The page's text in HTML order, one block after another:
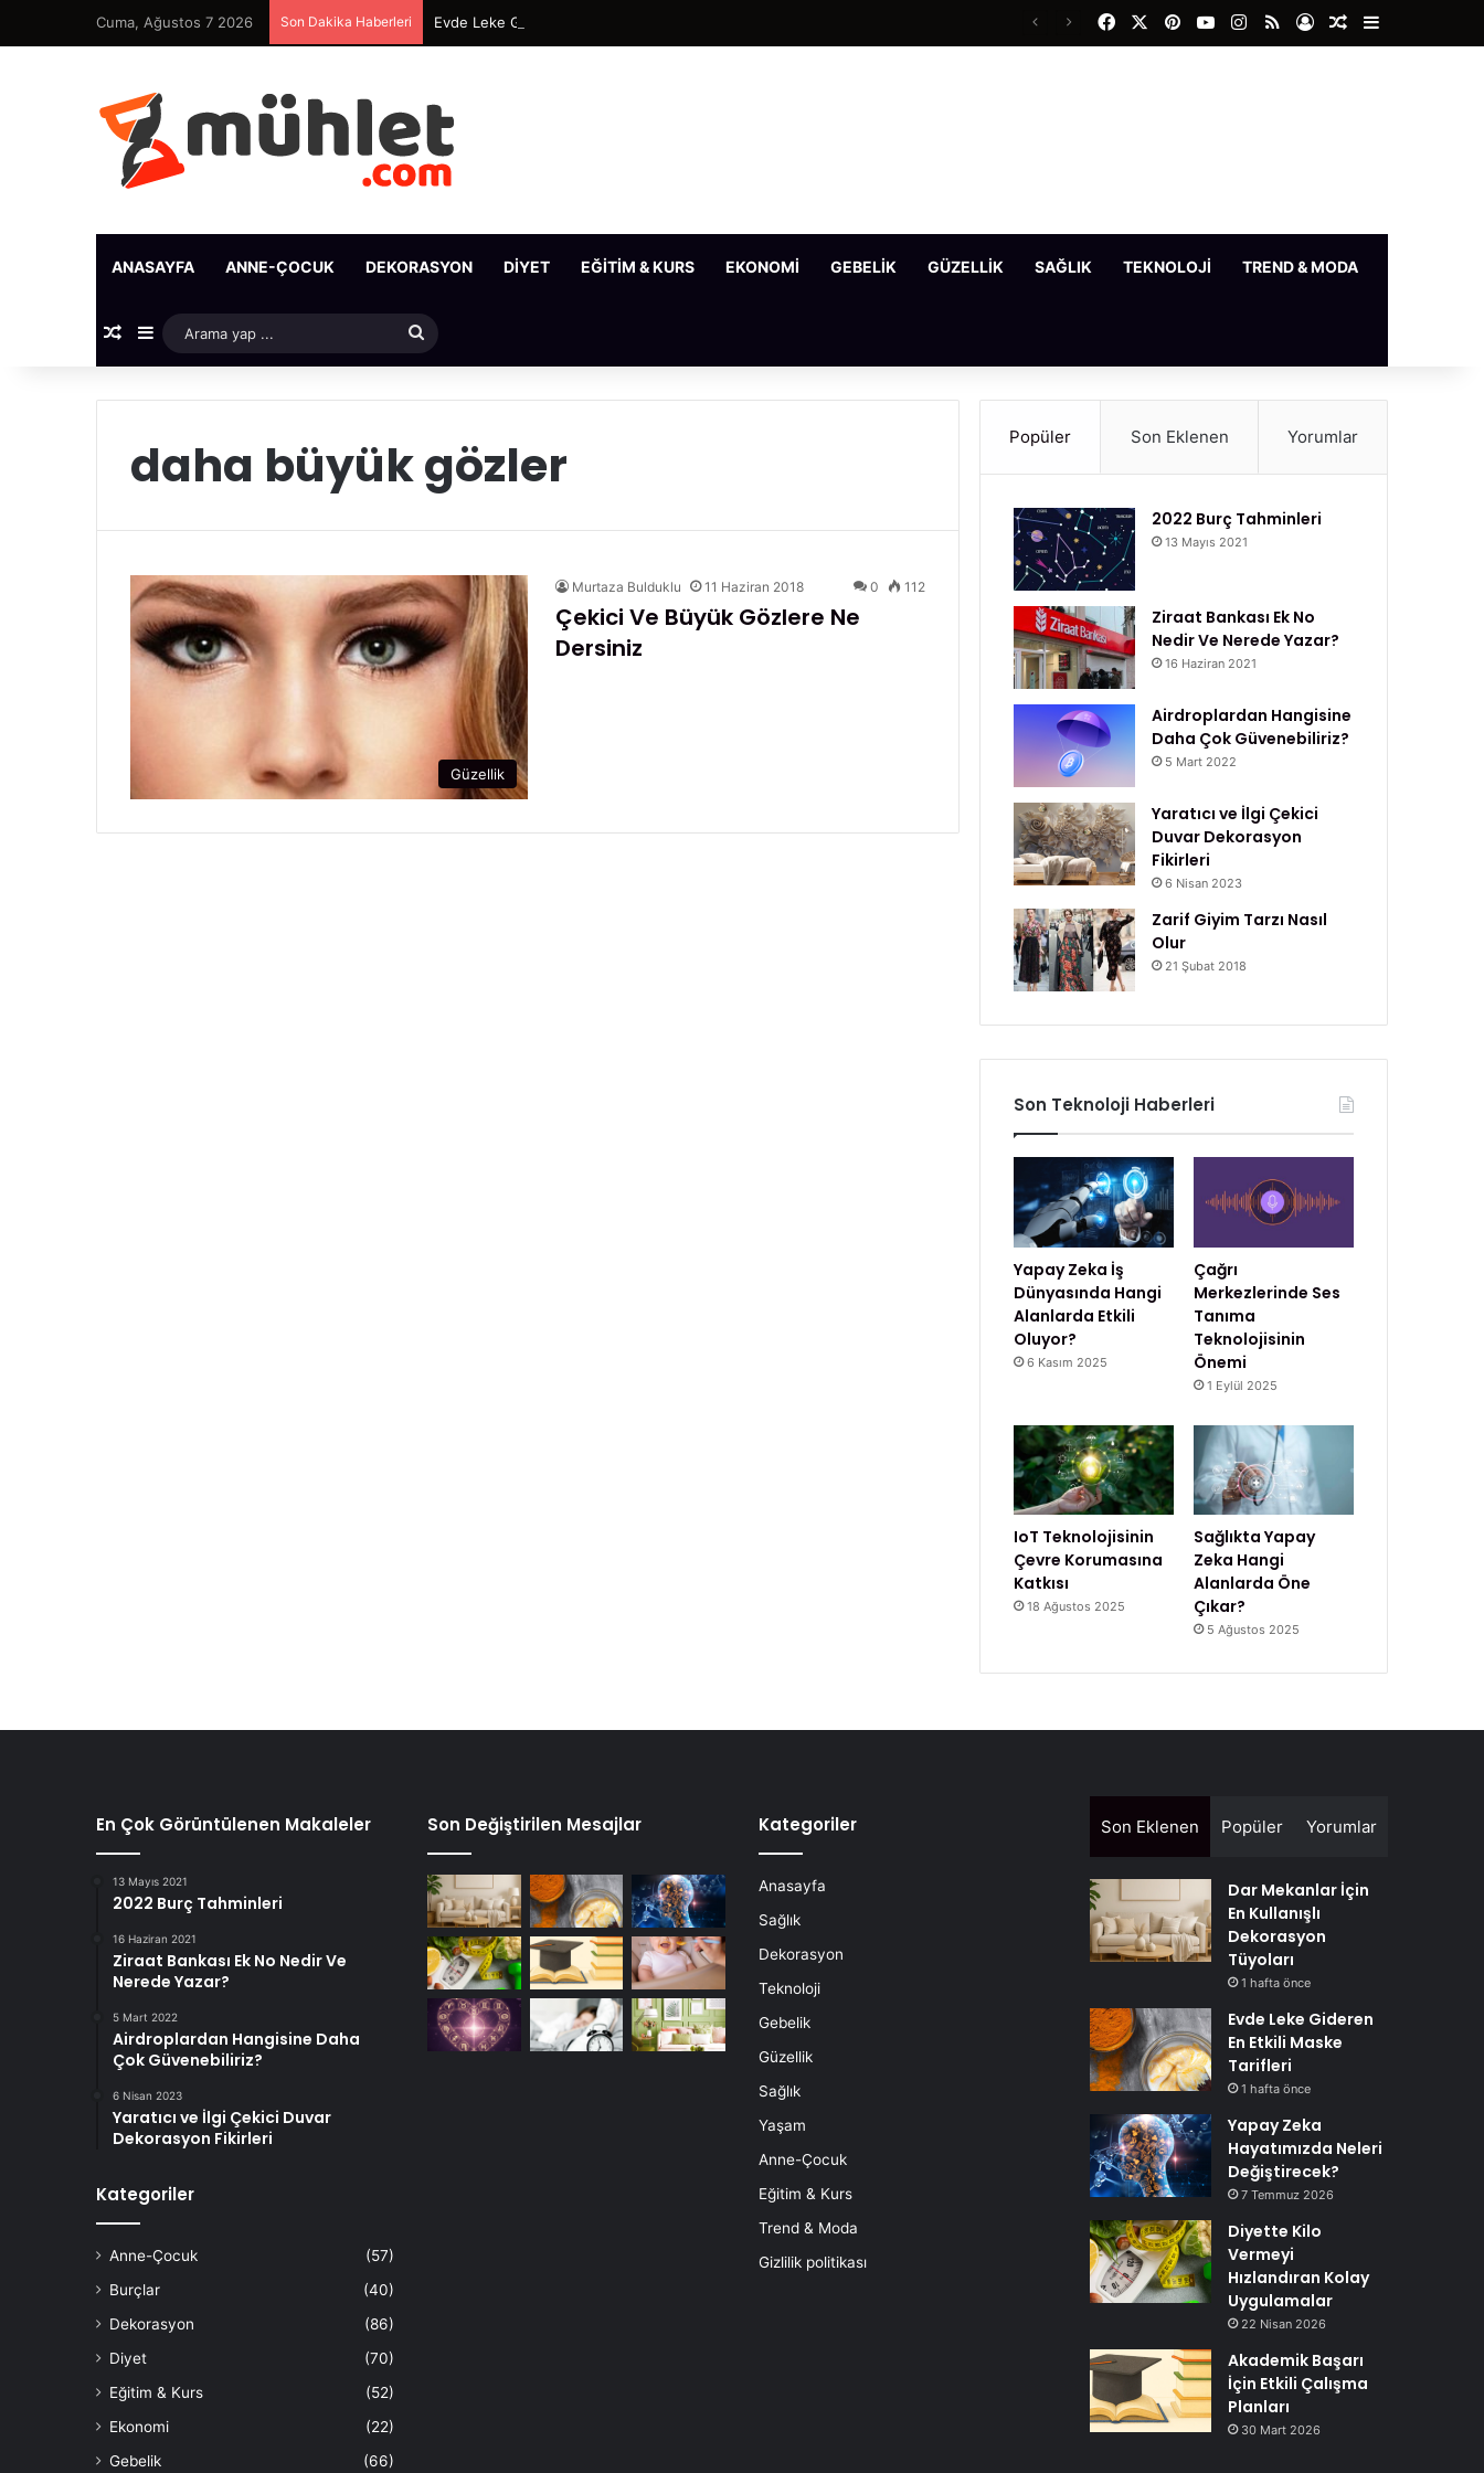
Cuma, Ağustos 7 2026 Son Dakika Haberleri Evde Leke Gideren En Etkili Maske Tarifleri FacebookPinterestYouTubeInstagram
RSS Kayıt OlRastgele Makale
ANASAYFA ANNE-ÇOCUK DEKORASYON DIYET EĞITIM & KURS EKONOMI GEBELIK GÜZELLIK SAĞLIK TEKNOLOJI TREND & MODA
Rastgele Makale
Kenar Bölmesi
yap
daha büyük gözler
Güzellik
Murtaza Bulduklu 11 Haziran 2018 0 112
Çekici Ve Büyük Gözlere Ne
Dersiniz
Popüler Son Eklenen Yorumlar
2022 Burç Tahminleri
13 Mayıs 2021
Ziraat Bankası Ek No
Nedir Ve Nerede Yazar?
16 Haziran 2021
Airdroplardan Hangisine
Daha Çok Güvenebiliriz?
5 Mart 2022
Yaratıcı ve İlgi Çekici
Duvar Dekorasyon
Fikirleri
6 Nisan 2023
Zarif Giyim Tarzı Nasıl
Olur
21 Şubat 2018
Son Teknoloji Haberleri
Yapay Zeka İş
Dünyasında Hangi
Alanlarda Etkili
Oluyor?
6 Kasım 2025
Çağrı
Merkezlerinde Ses
Tanıma
Teknolojisinin
Önemi
1 Eylül 2025
IoT Teknolojisinin
Çevre Korumasına
Katkısı
18 Ağustos 2025
Sağlıkta Yapay
Zeka Hangi
Alanlarda Öne
Çıkar?
5 Ağustos 2025
En Çok Görüntülenen Makaleler
13 Mayıs 2021
2022 Burç Tahminleri
16 Haziran 2021
Ziraat Bankası Ek No Nedir Ve
Nerede Yazar?
5 Mart 2022
Airdroplardan Hangisine Daha
Çok Güvenebiliriz?
6 Nisan 2023
Yaratıcı ve İlgi Çekici Duvar
Dekorasyon Fikirleri
Kategoriler
Anne-Çocuk
(57)
Burçlar
(40)
Dekorasyon
(86)
Diyet
(70)
Eğitim & Kurs
(52)
Ekonomi
(22)
Gebelik
(66)
Son Değiştirilen Mesajlar Kategoriler
Anasayfa
Sağlık
Dekorasyon
Teknoloji
Gebelik
Güzellik
Sağlık
Yaşam
Anne-Çocuk
Eğitim & Kurs
Trend & Moda
Gizlilik politikası
Son Eklenen Popüler Yorumlar
Dar Mekanlar İçin
En Kullanışlı
Dekorasyon
Tüyoları
1 hafta önce
Evde Leke Gideren
En Etkili Maske
Tarifleri
1 hafta önce
Yapay Zeka
Hayatımızda Neleri
Değiştirecek?
7 Temmuz 2026
Diyette Kilo
Vermeyi
Hızlandıran Kolay
Uygulamalar
22 Nisan 2026
Akademik Başarı
İçin Etkili Çalışma
Planları
30 Mart 2026